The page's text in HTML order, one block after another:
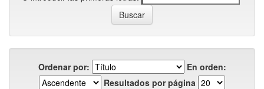
Ordenar por:
En orden:
Resultados por página